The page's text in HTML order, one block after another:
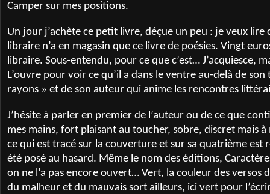
Camper sur mes positions.
Un jour j’achète ce petit livre, déçue un peu : je veux lire
libraire n’a en magasin que ce livre de poésies. Vingt
libraire. Sous-entendu, pour ce que c’est… J’acquiesce,
L’ouvre pour voir ce qu’il a dans le ventre au-delà de son
rayons » et de son auteur qui anime les rencontres
J’hésite à parler en premier de l’auteur ou de ce que
mes mains, fort plaisant au toucher, sobre, discret mais
ce qui est tracé sur la couverture et sur sa quatrième est
été posé au hasard. Même le nom des éditions,
on ne l’a pas encore ouvert… Vert, la couleur des versos
du malheur et du mauvais sort ailleurs, ici vert pour